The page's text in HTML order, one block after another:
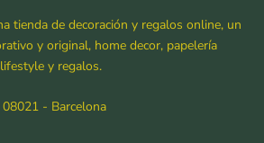
tienda de decoración y regalos online, un
y original, home decor, papelería
y regalos.
- Barcelona